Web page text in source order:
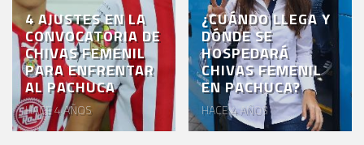
4 AJUSTES EN LA
CONVOCATORIA DE
CHIVAS FEMENIL
PARA ENFRENTAR
AL PACHUCA
HACE 4 AÑOS
¿CUÁNDO LLEGA Y
DÓNDE SE
HOSPEDARÁ
CHIVAS FEMENIL
EN PACHUCA?
HACE 4 AÑOS